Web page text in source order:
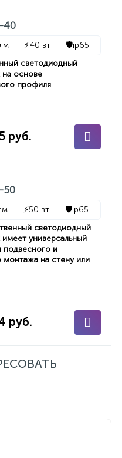
40
⚡40 вт 🛡️ip65
светодиодный
на основе
профиля
руб.
50
⚡50 вт 🛡️ip65
светодиодный
имеет универсальный
подвесного и
монтажа на стену или
руб.